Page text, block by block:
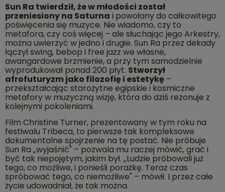
Sun Ra twierdził, że w młodości został
przeniesiony na Saturna i powołany do całkowitego
poświęcenia się muzyce. Nie wiadomo, czy to
metafora, czy coś więcej – ale słuchając jego Arkestry,
można uwierzyć w jedno i drugie. Sun Ra przez dekady
łączył swing, bebop i free jazz we własne,
awangardowe brzmienie, a przy tym samodzielnie
wyprodukował ponad 200 płyt. Stworzył
afrofuturyzm jako filozofię i estetykę –
przekształcając starożytne egipskie i kosmiczne
metafory w muzyczną wizję, która do dziś rezonuje z
kolejnymi pokoleniami.
Film Christine Turner, prezentowany w tym roku na
festiwalu Tribeca, to pierwsze tak kompleksowe
dokumentalne spojrzenie na tę postać. Nie próbuje
Sun Ra „wyjaśnić" – pozwala mu raczej mówić, grać i
być tak niepojętym, jakim był. „Ludzie próbowali już
tego, co możliwe, i ponieśli porażkę. Teraz czas
spróbować tego, co niemożliwe" – mówił. I przez całe
życie udowadniał, że tak można.